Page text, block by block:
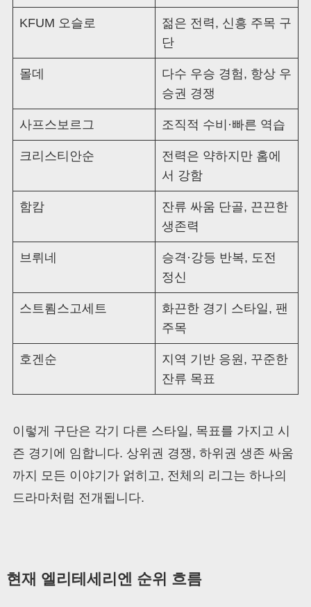
KFUM 오슬로
젊은 전력, 신흥 주목 구
단
몰데
다수 우승 경험, 항상 우
승권 경쟁
사프스보르그 조직적 수비·빠른 역습
크리스티안순
전력은 약하지만 홈에
서 강함
함캄
잔류 싸움 단골, 끈끈한
생존력
브뤼네
승격·강등 반복, 도전
정신
스트룀스고세트
화끈한 경기 스타일, 팬
주목
호겐순
지역 기반 응원, 꾸준한
잔류 목표
이렇게 구단은 각기 다른 스타일, 목표를 가지고 시
즌 경기에 임합니다. 상위권 경쟁, 하위권 생존 싸움
까지 모든 이야기가 얽히고, 전체의 리그는 하나의
드라마처럼 전개됩니다.
현재 엘리테세리엔 순위 흐름